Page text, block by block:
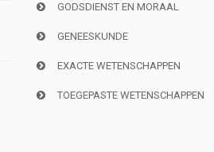
GODSDIENST EN MORAAL
GENEESKUNDE
EXACTE WETENSCHAPPEN
TOEGEPASTE WETENSCHAPPEN